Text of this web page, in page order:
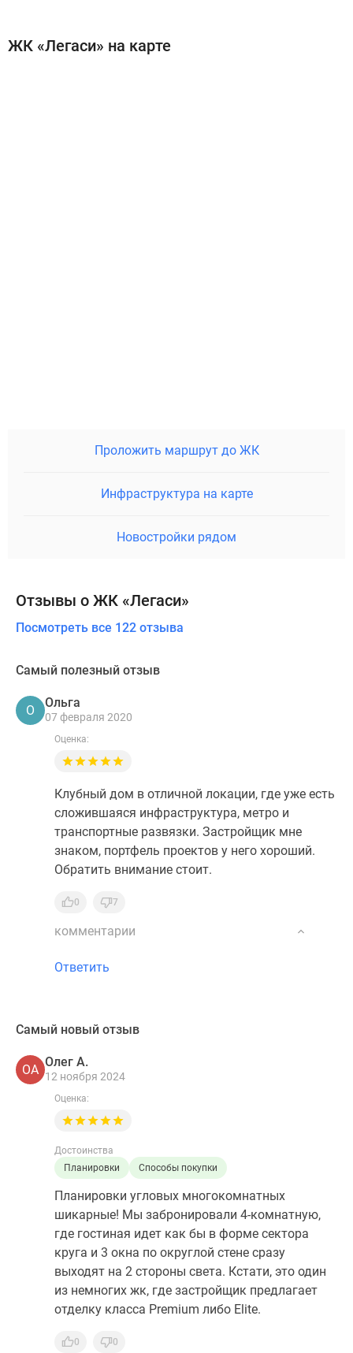
ЖК «Легаси» на карте
Проложить маршрут до ЖК
Инфраструктура на карте
Новостройки рядом
Отзывы о ЖК «Легаси»
Посмотреть все 122 отзыва
Самый полезный отзыв
О
Ольга
07 февраля 2020
Оценка:
Клубный дом в отличной локации, где уже есть
сложившаяся инфраструктура, метро и
транспортные развязки. Застройщик мне
знаком, портфель проектов у него хороший.
Обратить внимание стоит.
0 7
комментарии
Ответить
Самый новый отзыв
ОА
Олег А.
12 ноября 2024
Оценка:
Достоинства
Планировки
Способы покупки
Планировки угловых многокомнатных
шикарные! Мы забронировали 4-комнатную,
где гостиная идет как бы в форме сектора
круга и 3 окна по округлой стене сразу
выходят на 2 стороны света. Кстати, это один
из немногих жк, где застройщик предлагает
отделку класса Premium либо Elite.
0 0